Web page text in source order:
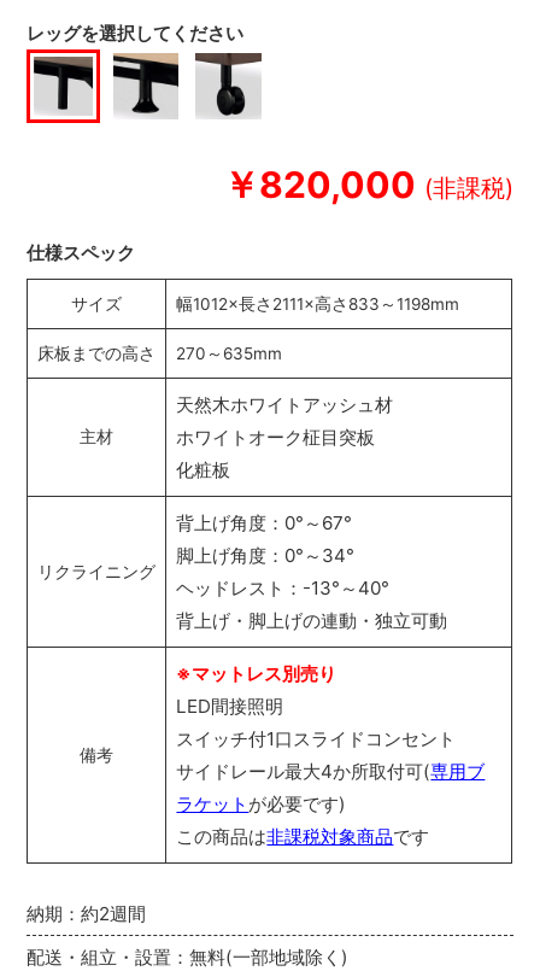
￥820,000
納期：約2週間
配送・組立・設置：無料(一部地域除く)
レッグを選択してください
仕様スペック
サイズ 幅1012×長さ2111×高さ833～1198mm
床板までの高さ 270～635mm
主材
天然木ホワイトアッシュ材
ホワイトオーク柾目突板
化粧板
リクライニング
背上げ角度：0°～67°
脚上げ角度：0°～34°
ヘッドレスト：-13°～40°
背上げ・脚上げの連動・独立可動
備考
※マットレス別売り
LED間接照明
スイッチ付1口スライドコンセント
サイドレール最大4か所取付可(専用ブ
ラケット が必要です)
この商品は非課税対象商品です